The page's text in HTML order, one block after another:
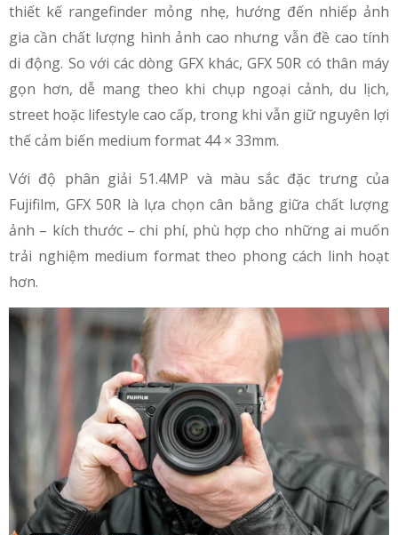
thiết kế rangefinder mỏng nhẹ, hướng đến nhiếp ảnh
gia cần chất lượng hình ảnh cao nhưng vẫn đề cao tính
di động. So với các dòng GFX khác, GFX 50R có thân máy
gọn hơn, dễ mang theo khi chụp ngoại cảnh, du lịch,
street hoặc lifestyle cao cấp, trong khi vẫn giữ nguyên lợi
thế cảm biến medium format 44 × 33mm.
Với độ phân giải 51.4MP và màu sắc đặc trưng của
Fujifilm, GFX 50R là lựa chọn cân bằng giữa chất lượng
ảnh – kích thước – chi phí, phù hợp cho những ai muốn
trải nghiệm medium format theo phong cách linh hoạt
hơn.